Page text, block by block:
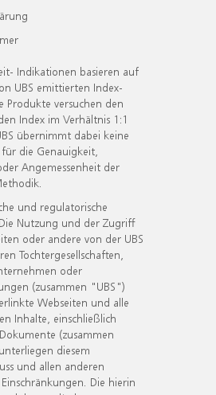
Indikationen basieren auf
UBS emittierten Index-
Produkte versuchen den
Index im Verhältnis 1:1
übernimmt dabei keine
die Genauigkeit,
Angemessenheit der
und regulatorische
Nutzung und der Zugriff
oder andere von der UBS
Tochtergesellschaften,
oder
(zusammen "UBS")
Webseiten und alle
Inhalte, einschließlich
(zusammen
diesem
und allen anderen
Die hierin